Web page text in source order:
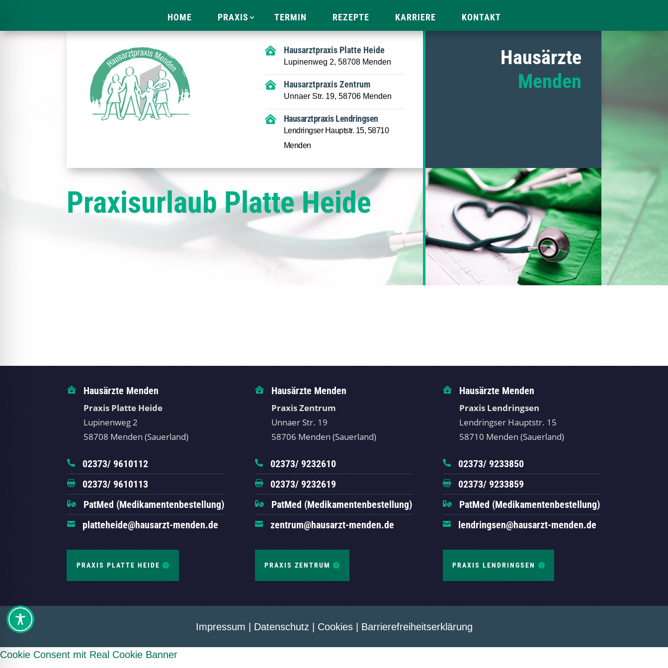
HOME PRAXIS TERMIN REZEPTE KARRIERE KONTAKT
 Hausarztpraxis Platte Heide
Lupinenweg 2, 58708 Menden
 Hausarztpraxis Zentrum
Unnaer Str. 19, 58706 Menden
 Hausarztpraxis Lendringsen
Lendringser Hauptstr. 15, 58710
Menden
Hausärzte
Menden
Praxisurlaub Platte Heide
 Hausärzte Menden
Praxis Platte Heide
Lupinenweg 2
58708 Menden (Sauerland)
 02373/ 9610112
 02373/ 9610113
 PatMed (Medikamentenbestellung)
 platteheide@hausarzt-menden.de
PRAXIS PLATTE HEIDE
 Hausärzte Menden
Praxis Zentrum
Unnaer Str. 19
58706 Menden (Sauerland)
 02373/ 9232610
 02373/ 9232619
 PatMed (Medikamentenbestellung)
 zentrum@hausarzt-menden.de
PRAXIS ZENTRUM
 Hausärzte Menden
Praxis Lendringsen
Lendringser Hauptstr. 15
58710 Menden (Sauerland)
 02373/ 9233850
 02373/ 9233859
 PatMed (Medikamentenbestellung)
 lendringsen@hausarzt-menden.de
PRAXIS LENDRINGSEN
Impressum | Datenschutz | Cookies| Barrierefreiheitserklärung
Cookie Consent mit Real Cookie Banner